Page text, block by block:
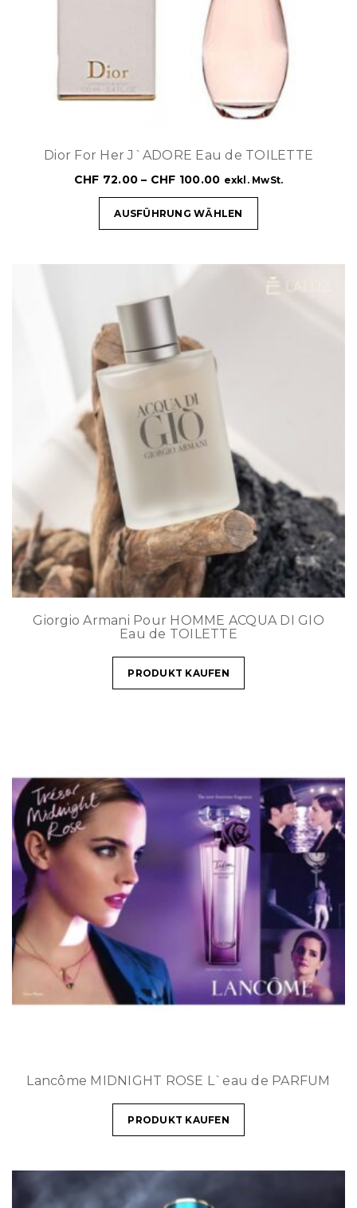
Dior For Her J`ADORE Eau de TOILETTE
CHF 72.00 – CHF 100.00 exkl. MwSt.
AUSFÜHRUNG WÄHLEN
Giorgio Armani Pour HOMME ACQUA DI GIO
Eau de TOILETTE
PRODUKT KAUFEN
Lancôme MIDNIGHT ROSE L`eau de PARFUM
PRODUKT KAUFEN